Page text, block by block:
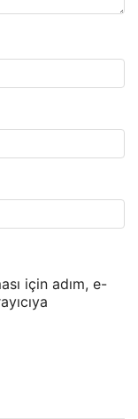
için adım, e-